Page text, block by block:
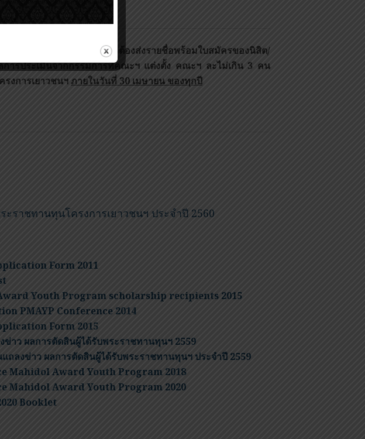
แต่จะต้องส่งรายชื่อพร้อมใบสมัครของนิสิต/
ารประเมินจากกรรมการที่คณะฯ แต่งตั้ง คณะฯ ละไม่เกิน 3 คน
งการเยาวชนฯภายในวันที่ 30 เมษายน ของทุกปี
ราชทานทุนโครงการเยาวชนฯ ประจำปี 2560
Form 2011
Youth Program scholarship recipients 2015
PMAYP Conference 2014
Form 2015
าว ผลการตัดสินผู้ได้รับพระราชทานทุนฯ 2559
ลงข่าว ผลการตัดสินผู้ได้รับพระราชทานทุนฯ ประจำปี 2559
Mahidol Award Youth Program 2018
Mahidol Award Youth Program 2020
Booklet